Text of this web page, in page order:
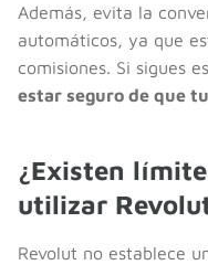
Además, evita la
automáticos, ya que
comisiones. Si sigues
estar seguro de que
¿Existen
utilizar
Revolut no establece